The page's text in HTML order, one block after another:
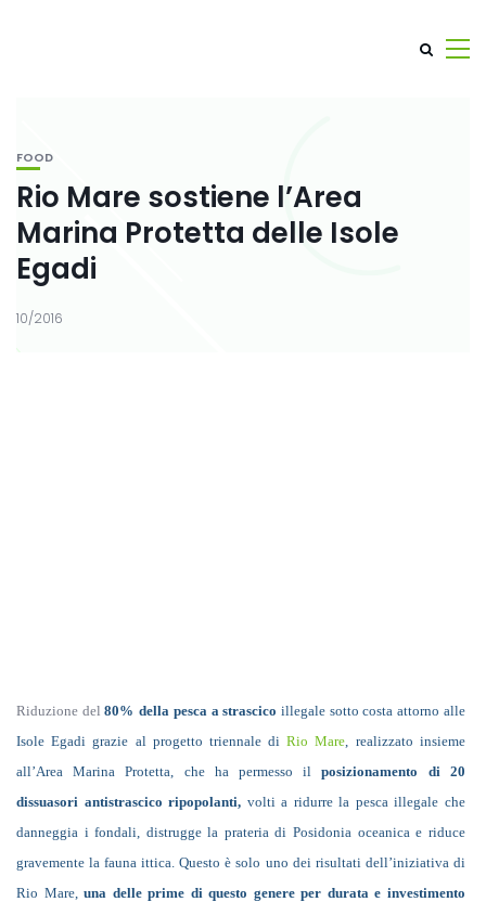
FOOD
Rio Mare sostiene l’Area
Marina Protetta delle Isole
Egadi
10/2016
Riduzione del80% della pesca a strascico illegale sotto costa attorno alle
Isole Egadi grazie al progetto triennale diRio Mare, realizzato insieme
all’Area Marina Protetta, che ha permesso ilposizionamento di 20
dissuasori antistrascico ripopolanti, volti a ridurre la pesca illegale che
danneggia i fondali, distrugge la prateria di Posidonia oceanica e riduce
gravemente la fauna ittica. Questo è solo uno dei risultati dell’iniziativa di
Rio Mare,una delle prime di questo genere per durata e investimento